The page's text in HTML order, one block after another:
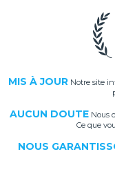
MIS À JOUR Notre site
AUCUN DOUTE Nous
Ce que
NOUS